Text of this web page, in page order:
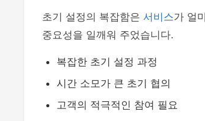
초기 설정의 복잡함은 서비스가 얼
중요성을 일깨워 주었습니다.
복잡한 초기 설정 과정
시간 소모가 큰 초기 협의
고객의 적극적인 참여 필요